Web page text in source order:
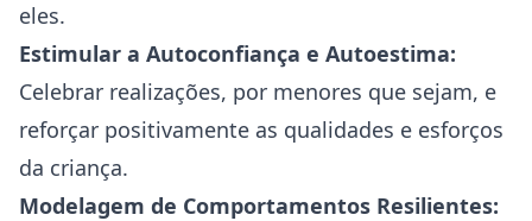
eles.
Estimular a Autoconfiança e Autoestima:
Celebrar realizações, por menores que sejam, e
reforçar positivamente as qualidades e esforços
da criança.
Modelagem de Comportamentos Resilientes: